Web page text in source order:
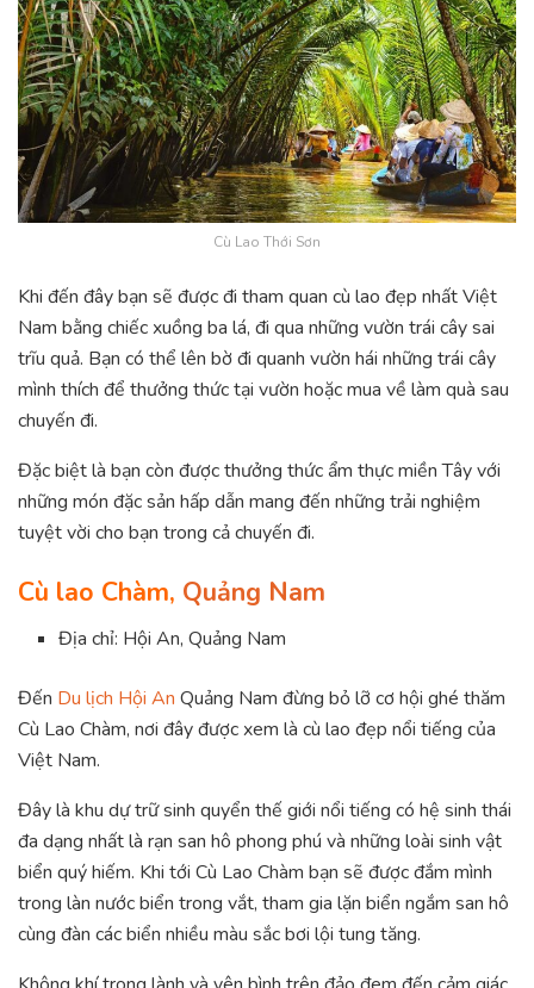
Cù Lao Thới Sơn
Khi đến đây bạn sẽ được đi tham quan cù lao đẹp nhất Việt
Nam bằng chiếc xuồng ba lá, đi qua những vườn trái cây sai
trĩu quả. Bạn có thể lên bờ đi quanh vườn hái những trái cây
mình thích để thưởng thức tại vườn hoặc mua về làm quà sau
chuyến đi.
Đặc biệt là bạn còn được thưởng thức ẩm thực miền Tây với
những món đặc sản hấp dẫn mang đến những trải nghiệm
tuyệt vời cho bạn trong cả chuyến đi.
Cù lao Chàm, Quảng Nam
Địa chỉ: Hội An, Quảng Nam
Đến Du lịch Hội An Quảng Nam đừng bỏ lỡ cơ hội ghé thăm
Cù Lao Chàm, nơi đây được xem là cù lao đẹp nổi tiếng của
Việt Nam.
Đây là khu dự trữ sinh quyển thế giới nổi tiếng có hệ sinh thái
đa dạng nhất là rạn san hô phong phú và những loài sinh vật
biển quý hiếm. Khi tới Cù Lao Chàm bạn sẽ được đắm mình
trong làn nước biển trong vắt, tham gia lặn biển ngắm san hô
cùng đàn các biển nhiều màu sắc bơi lội tung tăng.